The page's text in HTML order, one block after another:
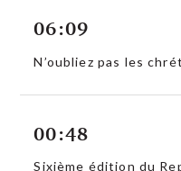
06:09
N’oubliez pas les
00:48
Sixième édition du